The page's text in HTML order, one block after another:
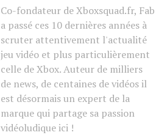
Co-fondateur de Xboxsquad.fr, Fab
a passé ces 10 dernières années à
scruter attentivement l'actualité
jeu vidéo et plus particulièrement
celle de Xbox. Auteur de milliers
de news, de centaines de vidéos il
est désormais un expert de la
marque qui partage sa passion
vidéoludique ici !